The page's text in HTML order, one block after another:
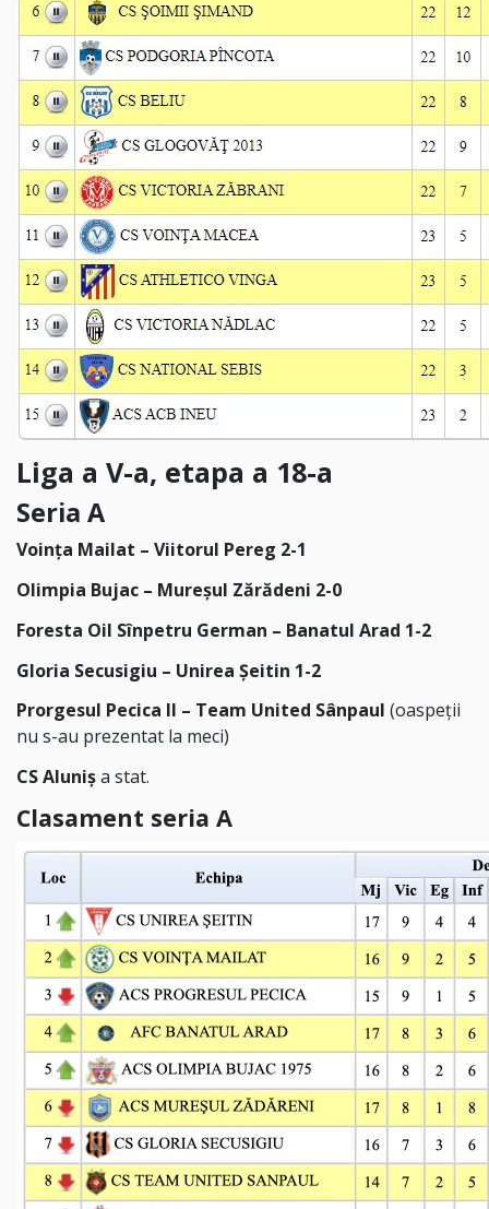
Liga a V-a, etapa a 18-a
Seria A
Voința Mailat – Viitorul Pereg 2-1
Olimpia Bujac – Mureșul Zărădeni 2-0
Foresta Oil Sînpetru German – Banatul Arad 1-2
Gloria Secusigiu – Unirea Șeitin 1-2
Prorgesul Pecica II – Team United Sânpaul (oaspeții
nu s-au prezentat la meci)
CS Alunișa stat.
Clasament seria A